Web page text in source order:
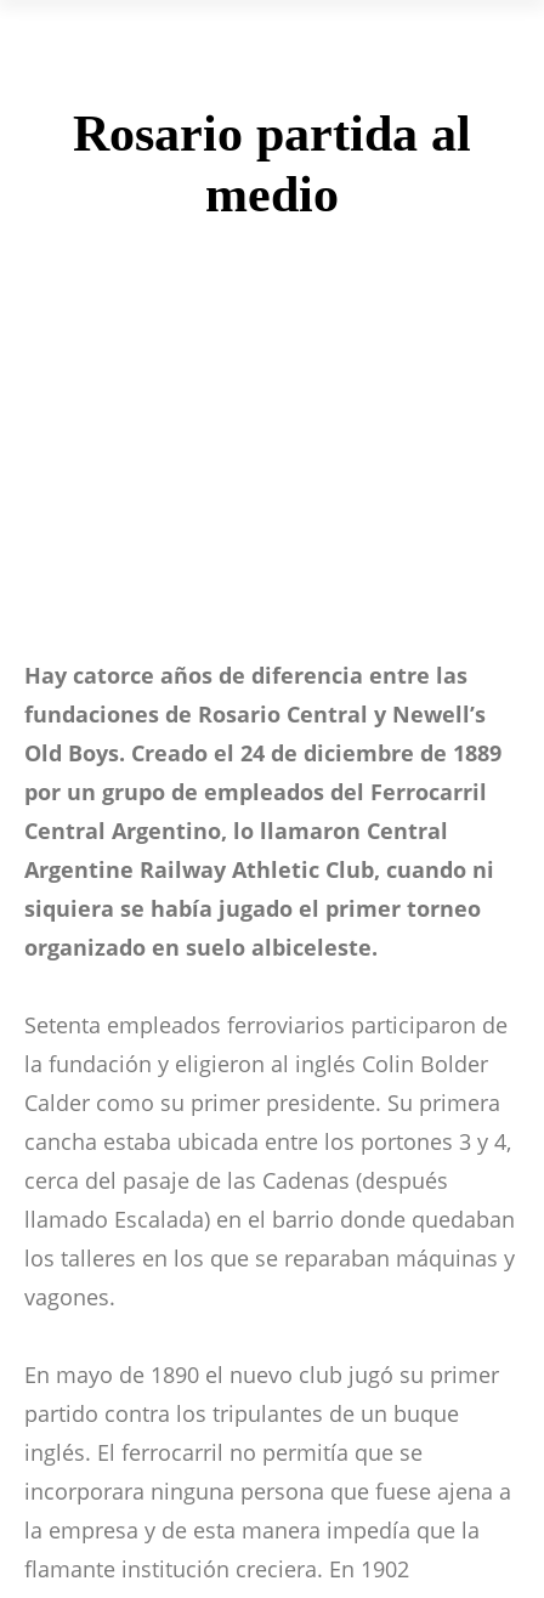
Rosario partida al
medio
Hay catorce años de diferencia entre las
fundaciones de Rosario Central y Newell’s
Old Boys. Creado el 24 de diciembre de 1889
por un grupo de empleados del Ferrocarril
Central Argentino, lo llamaron Central
Argentine Railway Athletic Club, cuando ni
siquiera se había jugado el primer torneo
organizado en suelo albiceleste.
Setenta empleados ferroviarios participaron de
la fundación y eligieron al inglés Colin Bolder
Calder como su primer presidente. Su primera
cancha estaba ubicada entre los portones 3 y 4,
cerca del pasaje de las Cadenas (después
llamado Escalada) en el barrio donde quedaban
los talleres en los que se reparaban máquinas y
vagones.
En mayo de 1890 el nuevo club jugó su primer
partido contra los tripulantes de un buque
inglés. El ferrocarril no permitía que se
incorporara ninguna persona que fuese ajena a
la empresa y de esta manera impedía que la
flamante institución creciera. En 1902